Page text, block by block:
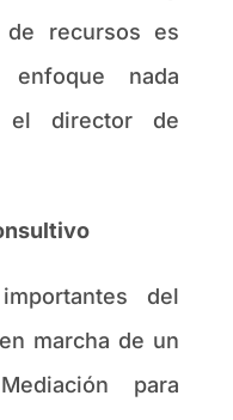
recursos es
nada
el director de
del
marcha de un
para